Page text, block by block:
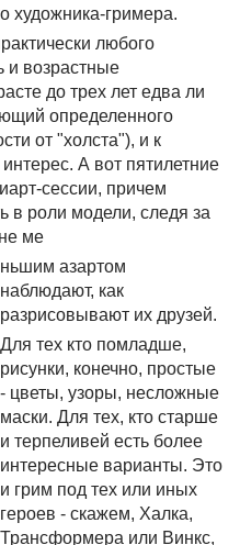
художника-гримера.
любого
и возрастные
до трех лет едва ли
определенного
от "холста"), и к
А вот пятилетние
сессии, причем
в роли модели, следя за
ме
ньшим азартом
наблюдают, как
разрисовывают их друзей.
Для тех кто помладше,
рисунки, конечно, простые
- цветы, узоры, несложные
маски. Для тех, кто старше
и терпеливей есть более
интересные варианты. Это
и грим под тех или иных
героев - скажем, Халка,
Трансформера или Винкс,